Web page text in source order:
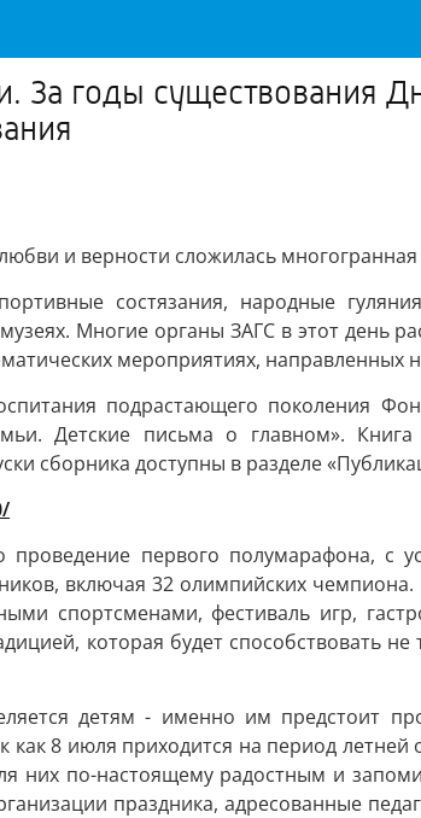
За годы существования
и верности сложилась
состязания, народные
Многие органы ЗАГС в этот
мероприятиях, направленных
подрастающего поколения
Детские письма о главном».
сборника доступны в разделе
проведение первого полумарафона,
включая 32 олимпийских
спортсменами, фестиваль игр,
которая будет способствовать
детям - именно им предстоит
как 8 июля приходится на период
них по-настоящему радостным и
праздника, адресованные